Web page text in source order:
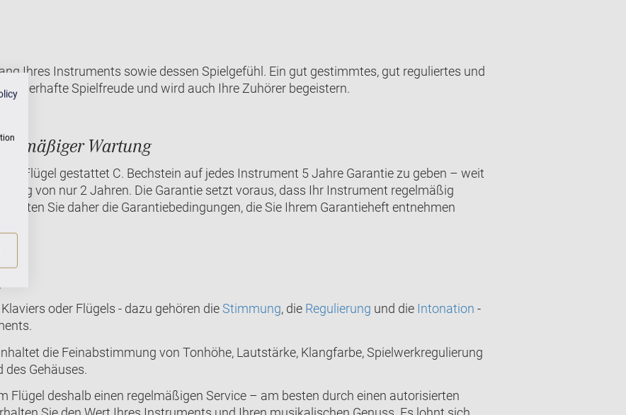
Ihres Instruments sowie dessen Spielgefühl. Ein gut gestimmtes, gut reguliertes und
dauerhafte Spielfreude und wird auch Ihre Zuhörer begeistern.
Wartung
und Flügel gestattet C. Bechstein auf jedes Instrument 5 Jahre Garantie zu geben – weit
von nur 2 Jahren. Die Garantie setzt voraus, dass Ihr Instrument regelmäßig
Sie daher die Garantiebedingungen, die Sie Ihrem Garantieheft entnehmen
oder Flügels - dazu gehören die Stimmung, die Regulierung und die Intonation -
die Feinabstimmung von Tonhöhe, Lautstärke, Klangfarbe, Spielwerkregulierung
des Gehäuses.
Flügel deshalb einen regelmäßigen Service – am besten durch einen autorisierten